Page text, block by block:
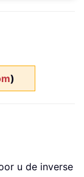
)
u de inverse